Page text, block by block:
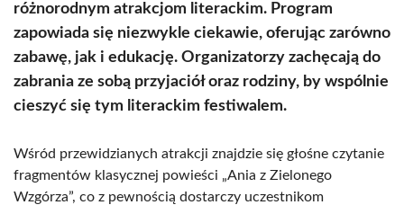
różnorodnym atrakcjom literackim. Program
zapowiada się niezwykle ciekawie, oferując zarówno
zabawę, jak i edukację. Organizatorzy zachęcają do
zabrania ze sobą przyjaciół oraz rodziny, by wspólnie
cieszyć się tym literackim festiwalem.
Wśród przewidzianych atrakcji znajdzie się głośne czytanie
fragmentów klasycznej powieści „Ania z Zielonego
Wzgórza”, co z pewnością dostarczy uczestnikom